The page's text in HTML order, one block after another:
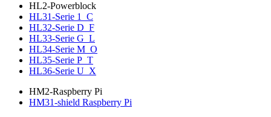
HL2-Powerblock
HL31-Serie 1_C
HL32-Serie D_F
HL33-Serie G_L
HL34-Serie M_O
HL35-Serie P_T
HL36-Serie U_X
HM2-Raspberry Pi
HM31-shield Raspberry Pi